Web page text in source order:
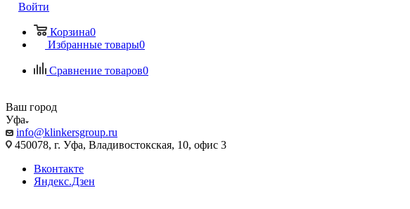
Войти
Корзина0
Избранные товары0
Сравнение товаров0
Ваш город
Уфа
info@klinkersgroup.ru
450078, г. Уфа, Владивостокская, 10, офис 3
Вконтакте
Яндекс.Дзен